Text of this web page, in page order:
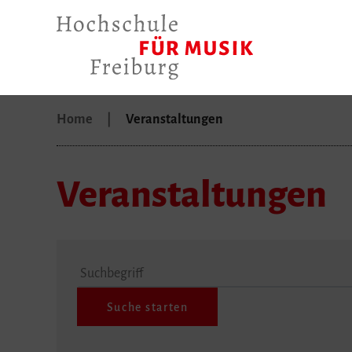
Home Veranstaltungen
Veranstaltungen
Suchbegriff